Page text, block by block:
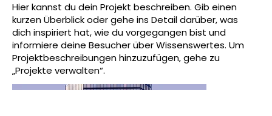
Hier kannst du dein Projekt beschreiben. Gib einen
kurzen Überblick oder gehe ins Detail darüber, was
dich inspiriert hat, wie du vorgegangen bist und
informiere deine Besucher über Wissenswertes. Um
Projektbeschreibungen hinzuzufügen, gehe zu
„Projekte verwalten“.